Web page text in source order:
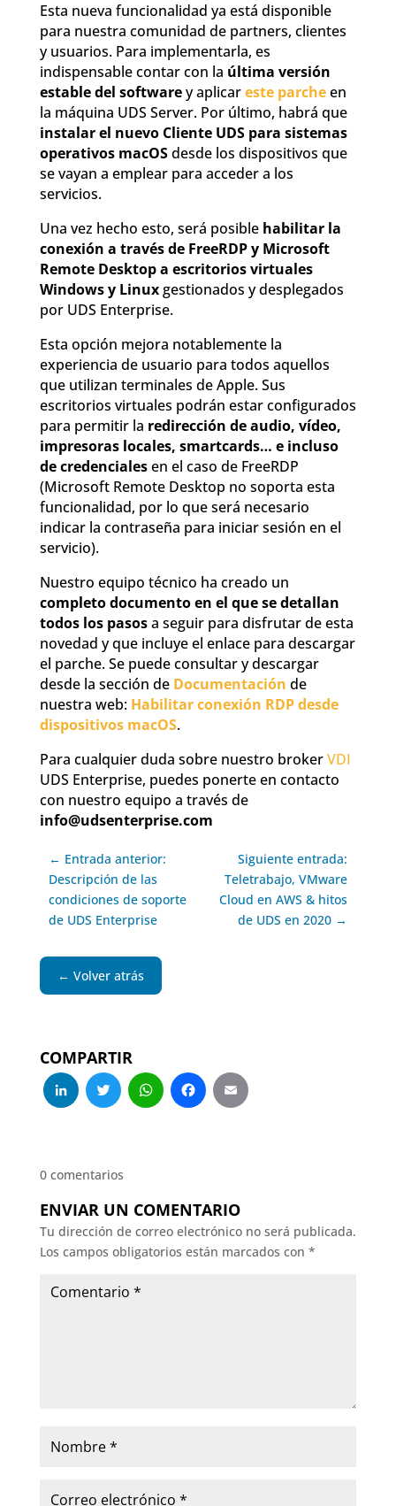
Esta nueva funcionalidad ya está disponible
para nuestra comunidad de partners, clientes
y usuarios. Para implementarla, es
indispensable contar con la última versión
estable del softwarey aplicareste parcheen
la máquina UDS Server. Por último, habrá que
instalar el nuevo Cliente UDS para sistemas
operativos macOSdesde los dispositivos que
se vayan a emplear para acceder a los
servicios.
Una vez hecho esto, será posible habilitar la
conexión a través de FreeRDP y Microsoft
Remote Desktop a escritorios virtuales
Windows y Linuxgestionados y desplegados
por UDS Enterprise.
Esta opción mejora notablemente la
experiencia de usuario para todos aquellos
que utilizan terminales de Apple. Sus
escritorios virtuales podrán estar configurados
para permitir la redirección de audio, vídeo,
impresoras locales, smartcards… e incluso
de credencialesen el caso de FreeRDP
(Microsoft Remote Desktop no soporta esta
funcionalidad, por lo que será necesario
indicar la contraseña para iniciar sesión en el
servicio).
Nuestro equipo técnico ha creado un
completo documento en el que se detallan
todos los pasosa seguir para disfrutar de esta
novedad y que incluye el enlace para descargar
el parche. Se puede consultar y descargar
desde la sección de Documentación de
nuestra web: Habilitar conexión RDP desde
dispositivos macOS.
Para cualquier duda sobre nuestro brokerVDI
UDS Enterprise, puedes ponerte en contacto
con nuestro equipo a través de
info@udsenterprise.com
← Entrada anterior:
Descripción de las
condiciones de soporte
de UDS Enterprise
Siguiente entrada:
Teletrabajo, VMware
Cloud en AWS & hitos
de UDS en 2020 →
← Volver atrás
COMPARTIR
LinkedIn
Twitter
WhatsApp
Facebook
0 comentarios
ENVIAR UN COMENTARIO
Tu dirección de correo electrónico no será publicada.
Los campos obligatorios están marcados con *